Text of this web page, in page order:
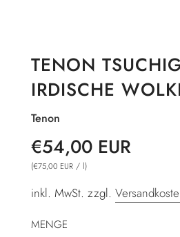
TENON
IRDISCHE
Tenon
Sonderpreis
Normaler
Preis
€54,00 EUR
(€75,00 EUR / l)
inkl. MwSt. zzgl.
MENGE